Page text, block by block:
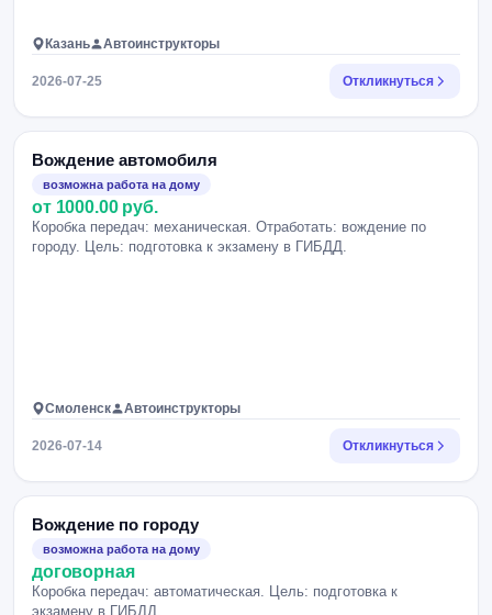
Казань Автоинструкторы
2026-07-25 Откликнуться
Вождение автомобиля
возможна работа на дому
от 1000.00 руб.
Коробка передач: механическая. Отработать: вождение по
городу. Цель: подготовка к экзамену в ГИБДД.
Смоленск Автоинструкторы
2026-07-14 Откликнуться
Вождение по городу
возможна работа на дому
договорная
Коробка передач: автоматическая. Цель: подготовка к
экзамену в ГИБДД.